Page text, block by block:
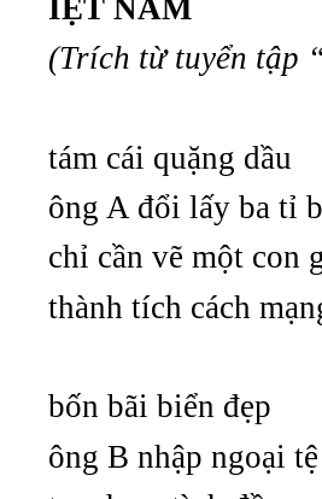
IỆT NAM
(Trích từ tuyển tập
tám cái quặng dầu
ông A đổi lấy ba tỉ
chỉ cần vẽ một con
thành tích cách
bốn bãi biển đẹp
ông B nhập ngoại